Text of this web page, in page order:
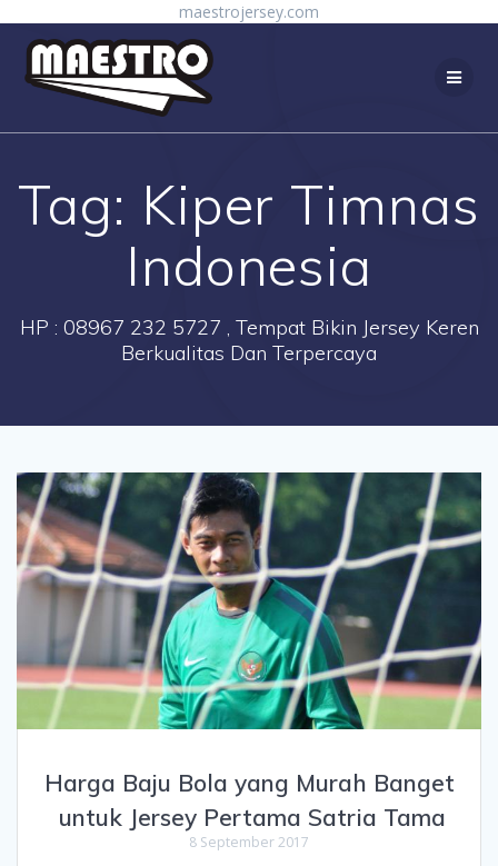
maestrojersey.com
Tag: Kiper Timnas
Indonesia
HP : 08967 232 5727 , Tempat Bikin Jersey Keren
Berkualitas Dan Terpercaya
Harga Baju Bola yang Murah Banget
untuk Jersey Pertama Satria Tama
8 September 2017